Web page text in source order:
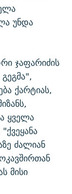
უნდა
ჯაფარიძის
ქარტიას,
ყველა
ძალიან
მისი